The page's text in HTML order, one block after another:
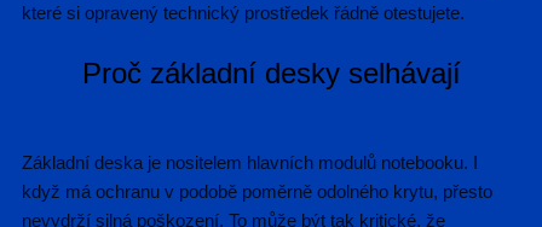
které si opravený technický prostředek řádně otestujete.
Proč základní desky selhávají
Základní deska je nositelem hlavních modulů notebooku. I
když má ochranu v podobě poměrně odolného krytu, přesto
nevydrží silná poškození. To může být tak kritické, že